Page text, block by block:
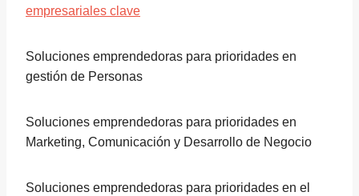
empresariales clave
Soluciones emprendedoras para prioridades en
gestión de Personas
Soluciones emprendedoras para prioridades en
Marketing, Comunicación y Desarrollo de Negocio
Soluciones emprendedoras para prioridades en el